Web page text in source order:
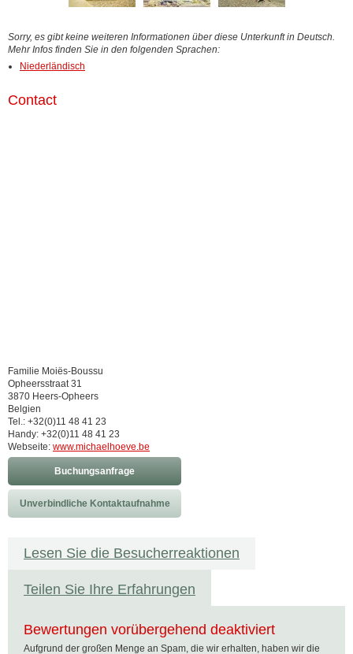
Sorry, es gibt keine weiteren Informationen über diese Unterkunft in Deutsch.
Mehr Infos finden Sie in den folgenden Sprachen:
Niederländisch
Contact
Familie Moiës-Boussu
Opheersstraat 31
3870 Heers-Opheers
Belgien
Tel.: +32(0)11 48 41 23
Handy: +32(0)11 48 41 23
Webseite: www.michaelhoeve.be
Buchungsanfrage
Unverbindliche Kontaktaufnahme
Lesen Sie die Besucherreaktionen
Teilen Sie Ihre Erfahrungen
Bewertungen vorübergehend deaktiviert
Aufgrund der großen Menge an Spam, die wir erhalten, haben wir die